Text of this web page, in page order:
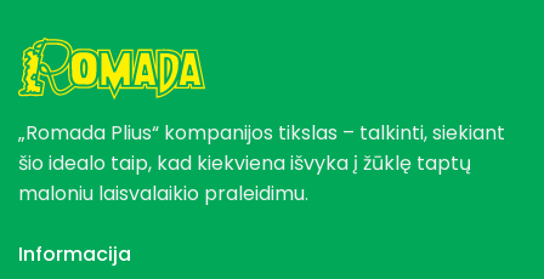
„Romada Plius“ kompanijos tikslas – talkinti, siekiant
šio idealo taip, kad kiekviena išvyka į žūklę taptų
maloniu laisvalaikio praleidimu.
Informacija